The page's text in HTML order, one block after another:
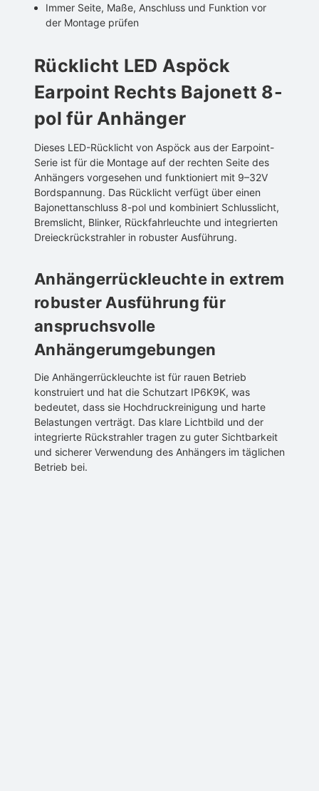
Immer Seite, Maße, Anschluss und Funktion vor
der Montage prüfen
Rücklicht LED Aspöck
Earpoint Rechts Bajonett 8-
pol für Anhänger
Dieses LED-Rücklicht von Aspöck aus der Earpoint-
Serie ist für die Montage auf der rechten Seite des
Anhängers vorgesehen und funktioniert mit 9–32V
Bordspannung. Das Rücklicht verfügt über einen
Bajonettanschluss 8-pol und kombiniert Schlusslicht,
Bremslicht, Blinker, Rückfahrleuchte und integrierten
Dreieckrückstrahler in robuster Ausführung.
Anhängerrückleuchte in extrem
robuster Ausführung für
anspruchsvolle
Anhängerumgebungen
Die Anhängerrückleuchte ist für rauen Betrieb
konstruiert und hat die Schutzart IP6K9K, was
bedeutet, dass sie Hochdruckreinigung und harte
Belastungen verträgt. Das klare Lichtbild und der
integrierte Rückstrahler tragen zu guter Sichtbarkeit
und sicherer Verwendung des Anhängers im täglichen
Betrieb bei.